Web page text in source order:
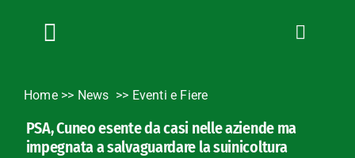
Toggle
News
Home>> News Eventi e Fiere
PSA, Cuneo esente da casi nelle aziende ma
impegnata a salvaguardare la suinicoltura